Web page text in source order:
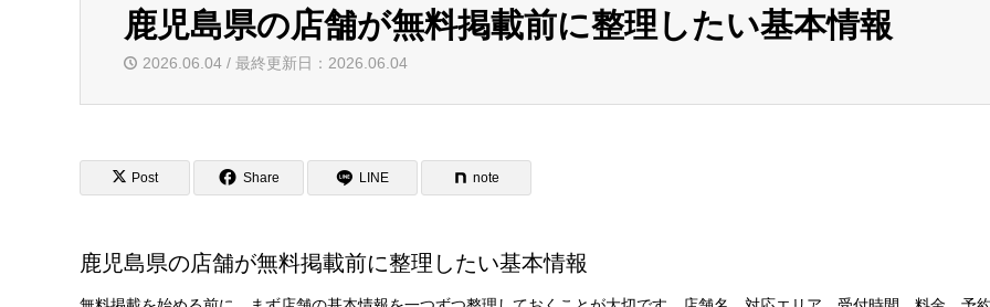
鹿児島県の店舗が無料掲載前に整理したい基本情報
2026.06.04 / 最終更新日：2026.06.04
Post Share LINE note
鹿児島県の店舗が無料掲載前に整理したい基本情報